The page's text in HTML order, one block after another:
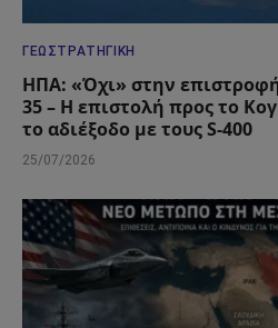
ΓΕΩΣΤΡΑΤΗΓΙΚΉ
ΗΠΑ: «Όχι» στην
35 – Η επιστολή προς το
το αδιέξοδο με τους S-400
25/07/2026